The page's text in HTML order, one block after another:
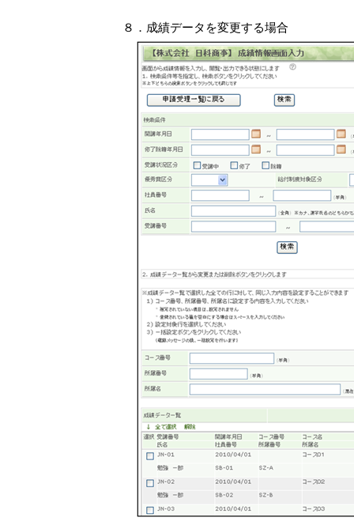
８．成績データを変更する場合